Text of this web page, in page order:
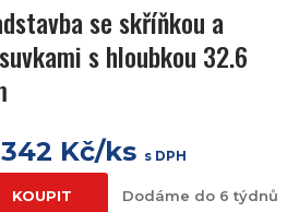
se skříňkou a
s hloubkou 32.6
Kč/ks s DPH
KOUPIT Dodáme do 6 týdnů